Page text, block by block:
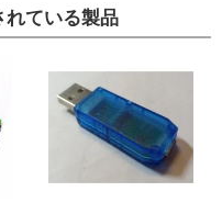
れている製品